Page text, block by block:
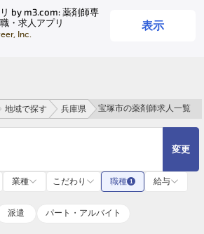
by m3.com: 薬剤師専
・求人アプリ
Inc.
表示
ログイン
地域で探す 兵庫県 宝塚市の薬剤師求人一覧
変更
業種 こだわり 職種 1
給与
派遣 パート・アルバイト